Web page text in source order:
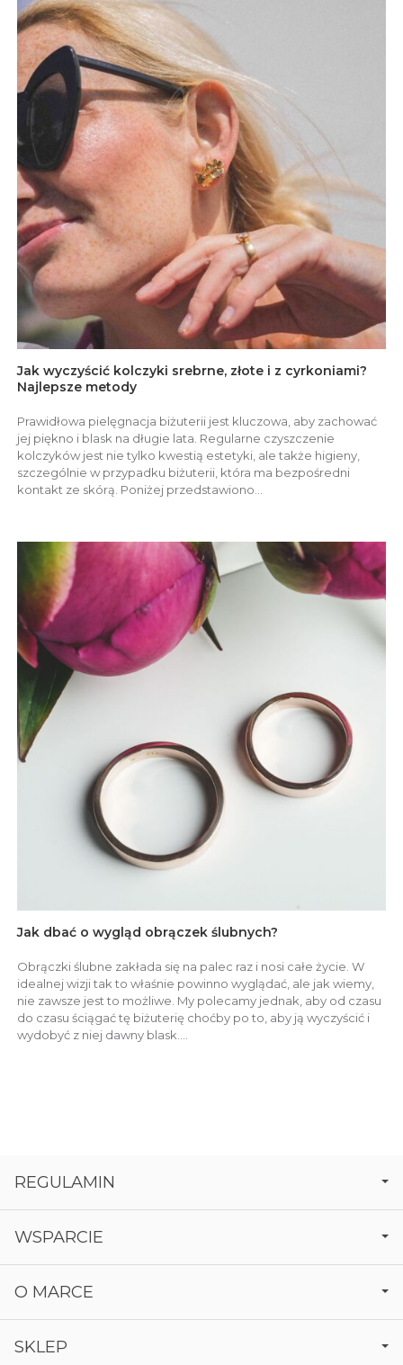
Jak wyczyścić kolczyki srebrne, złote i z cyrkoniami?
Najlepsze metody
Prawidłowa pielęgnacja biżuterii jest kluczowa, aby zachować
jej piękno i blask na długie lata. Regularne czyszczenie
kolczyków jest nie tylko kwestią estetyki, ale także higieny,
szczególnie w przypadku biżuterii, która ma bezpośredni
kontakt ze skórą. Poniżej przedstawiono...
Jak dbać o wygląd obrączek ślubnych?
Obrączki ślubne zakłada się na palec raz i nosi całe życie. W
idealnej wizji tak to właśnie powinno wyglądać, ale jak wiemy,
nie zawsze jest to możliwe. My polecamy jednak, aby od czasu
do czasu ściągać tę biżuterię choćby po to, aby ją wyczyścić i
wydobyć z niej dawny blask....
REGULAMIN
WSPARCIE
O MARCE
SKLEP